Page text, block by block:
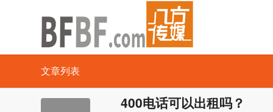
文章列表
400电话可以出租吗？